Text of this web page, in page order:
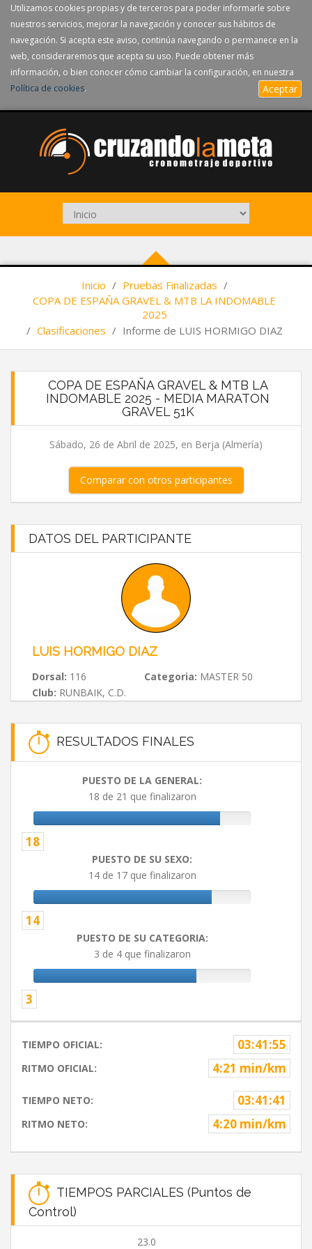
Utilizamos cookies propias y de terceros para poder informarle sobre
nuestros servicios, mejorar la navegación y conocer sus hábitos de
navegación. Si acepta este aviso, continúa navegando o permanece en la
web, consideraremos que acepta su uso. Puede obtener más
información, o bien conocer cómo cambiar la configuración, en nuestra
Política de cookies. Aceptar
Inicio / Pruebas Finalizadas /
COPA DE ESPAÑA GRAVEL & MTB LA INDOMABLE
2025
/ Clasificaciones / Informe de LUIS HORMIGO DIAZ
COPA DE ESPAÑA GRAVEL & MTB LA
INDOMABLE 2025 - MEDIA MARATON
GRAVEL 51K
Sábado, 26 de Abril de 2025, en Berja (Almería)
Comparar con otros participantes
DATOS DEL PARTICIPANTE
LUIS HORMIGO DIAZ
Dorsal: 116 Categoria: MASTER 50
Club: RUNBAIK, C.D.
RESULTADOS FINALES
PUESTO DE LA GENERAL:
18 de 21 que finalizaron
18
PUESTO DE SU SEXO:
14 de 17 que finalizaron
14
PUESTO DE SU CATEGORIA:
3 de 4 que finalizaron
3
TIEMPO OFICIAL: 03:41:55
RITMO OFICIAL: 4:21 min/km
TIEMPO NETO: 03:41:41
RITMO NETO: 4:20 min/km
TIEMPOS PARCIALES (Puntos de
Control)
23.0